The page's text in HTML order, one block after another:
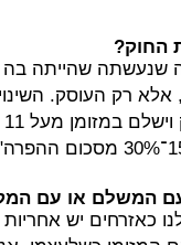
החוק?
שנעשתה שהייתה
אלא רק העוסק.
המשלם או עם
כאזרחים יש